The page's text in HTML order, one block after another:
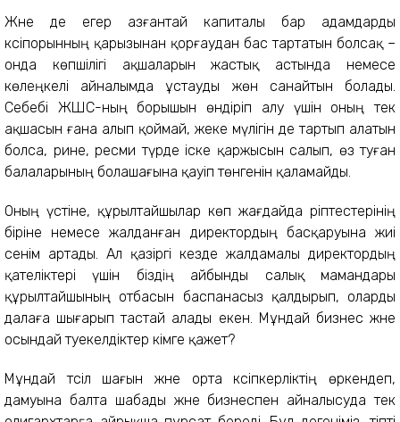
Және де егер азғантай капиталы бар адамдарды
кәсіпорынның қарызынан қорғаудан бас тартатын болсақ –
онда көпшілігі ақшаларын жастық астында немесе
көлеңкелі айналымда ұстауды жөн санайтын болады.
Себебі ЖШС-ның борышын өндіріп алу үшін оның тек
ақшасын ғана алып қоймай, жеке мүлігін де тартып алатын
болса, әрине, ресми түрде іске қаржысын салып, өз туған
балаларының болашағына қауіп төнгенін қаламайды.
Оның үстіне, құрылтайшылар көп жағдайда әріптестерінің
біріне немесе жалданған директордың басқаруына жиі
сенім артады. Ал қазіргі кезде жалдамалы директордың
қателіктері үшін біздің айбынды салық мамандары
құрылтайшының отбасын баспанасыз қалдырып, оларды
далаға шығарып тастай алады екен. Мұндай бизнес және
осындай тәуекелдіктер кімге қажет?
Мұндай тәсіл шағын және орта кәсіпкерліктің өркендеп,
дамуына балта шабады және бизнеспен айналысуда тек